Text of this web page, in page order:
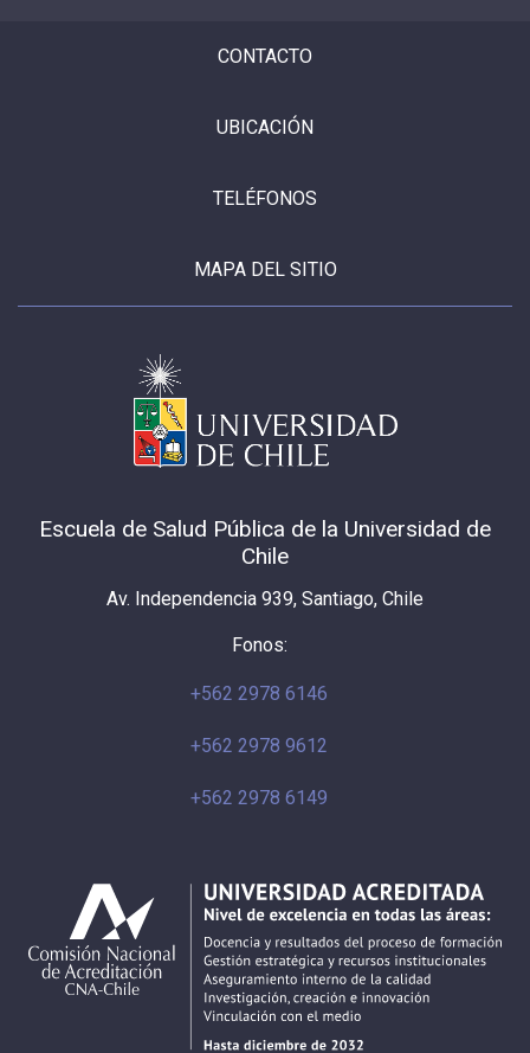
CONTACTO
UBICACIÓN
TELÉFONOS
MAPA DEL SITIO
Escuela de Salud Pública de la Universidad de
Chile
Av. Independencia 939, Santiago, Chile
Fonos:
+562 2978 6146
+562 2978 9612
+562 2978 6149